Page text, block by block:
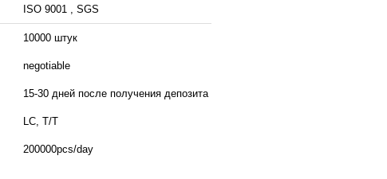
ISO 9001 , SGS
10000 штук
negotiable
15-30 дней после получения депозита
LC, T/T
200000pcs/day